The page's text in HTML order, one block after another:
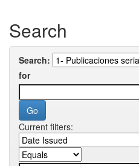
Search
Search:
for
Current filters: